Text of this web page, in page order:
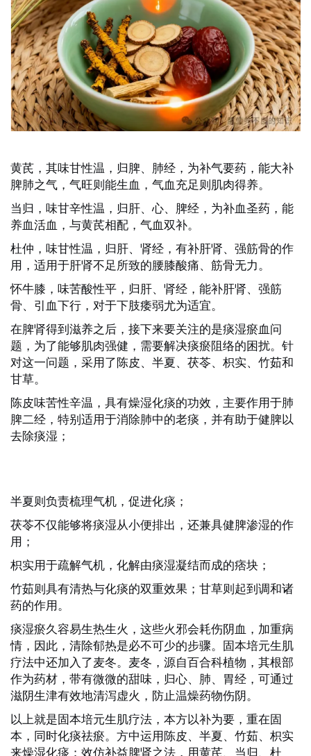
黄芪，其味甘性温，归脾、肺经，为补气要药，能大补
脾肺之气，气旺则能生血，气血充足则肌肉得养。
当归，味甘辛性温，归肝、心、脾经，为补血圣药，能
养血活血，与黄芪相配，气血双补。
杜仲，味甘性温，归肝、肾经，有补肝肾、强筋骨的作
用，适用于肝肾不足所致的腰膝酸痛、筋骨无力。
怀牛膝，味苦酸性平，归肝、肾经，能补肝肾、强筋
骨、引血下行，对于下肢痿弱尤为适宜。
在脾肾得到滋养之后，接下来要关注的是痰湿瘀血问
题，为了能够肌肉强健，需要解决痰瘀阻络的困扰。针
对这一问题，采用了陈皮、半夏、茯苓、枳实、竹茹和
甘草。
陈皮味苦性辛温，具有燥湿化痰的功效，主要作用于肺
脾二经，特别适用于消除肺中的老痰，并有助于健脾以
去除痰湿；
半夏则负责梳理气机，促进化痰；
茯苓不仅能够将痰湿从小便排出，还兼具健脾渗湿的作
用；
枳实用于疏解气机，化解由痰湿凝结而成的痞块；
竹茹则具有清热与化痰的双重效果；甘草则起到调和诸
药的作用。
痰湿瘀久容易生热生火，这些火邪会耗伤阴血，加重病
情，因此，清除郁热是必不可少的步骤。 固本培元生肌
疗法中还加入了麦冬。麦冬，源自百合科植物，其根部
作为药材，带有微微的甜味，归心、肺、胃经，可通过
滋阴生津有效地清泻虚火，防止温燥药物伤阴。
以上就是固本培元生肌疗法 ，本方以补为要，重在固
本，同时化痰祛瘀。方中运用陈皮、半夏、竹茹、枳实
来燥湿化痰；效仿补益脾肾之法，用黄芪、当归、杜